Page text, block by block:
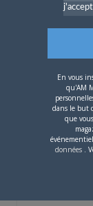
Si votre
CONTENU
En vous
qu'AM
dans le but
que
données .